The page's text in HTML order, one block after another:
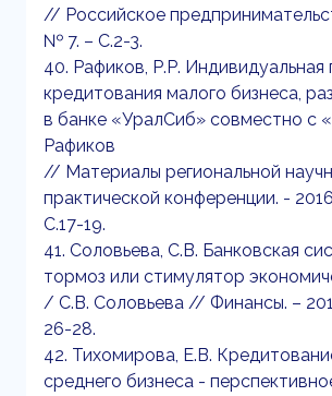
// Российское
№ 7. – С.2-3.
40. Рафиков, Р.Р.
кредитования малого бизнеса,
в банке «УралСиб» совместно с
Рафиков
// Материалы региональной
практической конференции. -
С.17-19.
41. Соловьева, С.В. Банковская
тормоз или стимулятор
/ С.В. Соловьева // Финансы. –
26-28.
42. Тихомирова, Е.В.
среднего бизнеса -